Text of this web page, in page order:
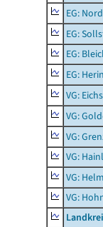
EG:
EG:
EG:
EG:
VG:
VG:
VG:
VG:
VG:
VG: